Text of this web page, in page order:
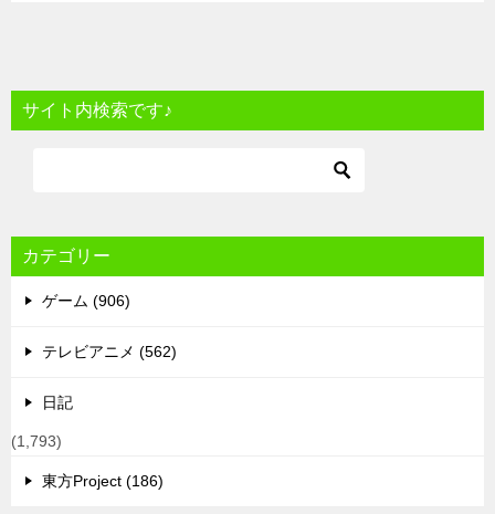
サイト内検索です♪
カテゴリー
ゲーム (906)
テレビアニメ (562)
日記
(1,793)
東方Project (186)